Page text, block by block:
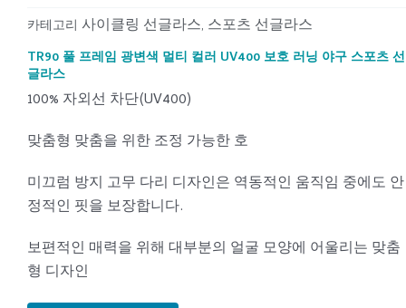
카테고리 사이클링 선글라스, 스포츠 선글라스
TR90 풀 프레임 광변색 멀티 컬러 UV400 보호 러닝 야구 스포츠 선
글라스
100% 자외선 차단(UV400)
맞춤형 맞춤을 위한 조정 가능한 호
미끄럼 방지 고무 다리 디자인은 역동적인 움직임 중에도 안
정적인 핏을 보장합니다.
보편적인 매력을 위해 대부분의 얼굴 모양에 어울리는 맞춤
형 디자인